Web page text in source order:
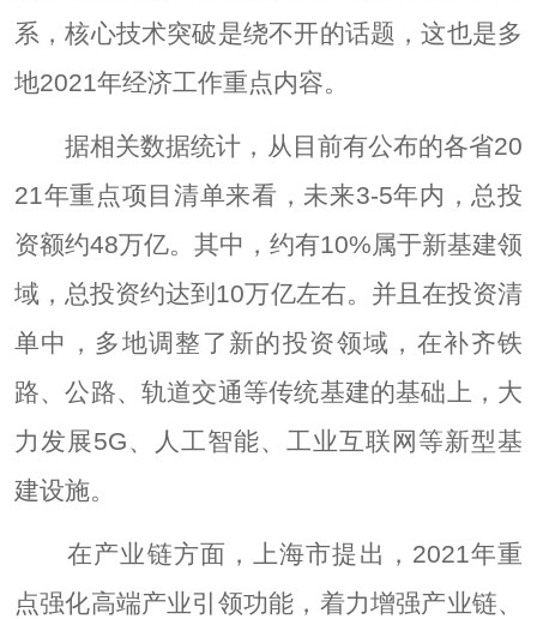
系，核心技术突破是绕不开的话题，这也是多
地2021年经济工作重点内容。
据相关数据统计，从目前有公布的各省20
21年重点项目清单来看，未来3-5年内，总投
资额约48万亿。其中，约有10%属于新基建领
域，总投资约达到10万亿左右。并且在投资清
单中，多地调整了新的投资领域，在补齐铁
路、公路、轨道交通等传统基建的基础上，大
力发展5G、人工智能、工业互联网等新型基
建设施。
在产业链方面，上海市提出，2021年重
点强化高端产业引领功能，着力增强产业链、